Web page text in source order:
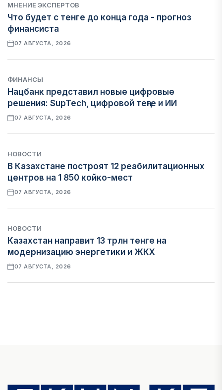
МНЕНИЕ ЭКСПЕРТОВ
Что будет с тенге до конца года - прогноз
финансиста
07 АВГУСТА, 2026
ФИНАНСЫ
Нацбанк представил новые цифровые
решения: SupTech, цифровой теңге и ИИ
07 АВГУСТА, 2026
НОВОСТИ
В Казахстане построят 12 реабилитационных
центров на 1 850 койко-мест
07 АВГУСТА, 2026
НОВОСТИ
Казахстан направит 13 трлн тенге на
модернизацию энергетики и ЖКХ
07 АВГУСТА, 2026